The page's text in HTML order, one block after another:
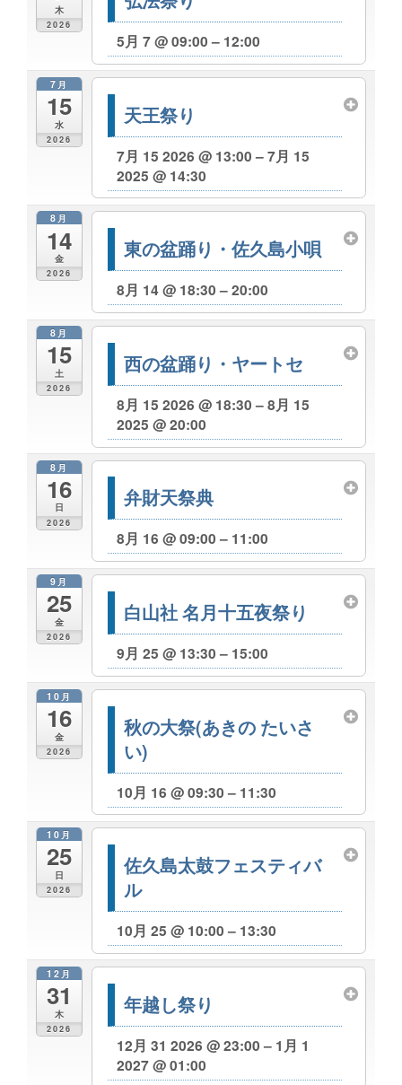
木
2026
5月 7 @ 09:00 – 12:00
7月
15
水
2026
天王祭り
7月 15 2026 @ 13:00 – 7月 15
2025 @ 14:30
8月
14
金
2026
東の盆踊り・佐久島小唄
8月 14 @ 18:30 – 20:00
8月
15
土
2026
西の盆踊り・ヤートセ
8月 15 2026 @ 18:30 – 8月 15
2025 @ 20:00
8月
16
日
2026
弁財天祭典
8月 16 @ 09:00 – 11:00
9月
25
金
2026
白山社 名月十五夜祭り
9月 25 @ 13:30 – 15:00
10月
16
金
2026
秋の大祭(あきの たいさ
い)
10月 16 @ 09:30 – 11:30
10月
25
日
2026
佐久島太鼓フェスティバ
ル
10月 25 @ 10:00 – 13:30
12月
31
木
2026
年越し祭り
12月 31 2026 @ 23:00 – 1月 1
2027 @ 01:00